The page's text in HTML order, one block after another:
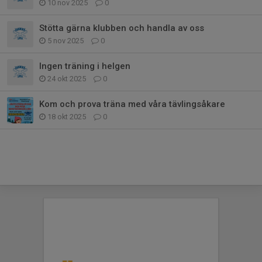
10 nov 2025 0
Stötta gärna klubben och handla av oss
5 nov 2025 0
Ingen träning i helgen
24 okt 2025 0
Kom och prova träna med våra tävlingsåkare
18 okt 2025 0